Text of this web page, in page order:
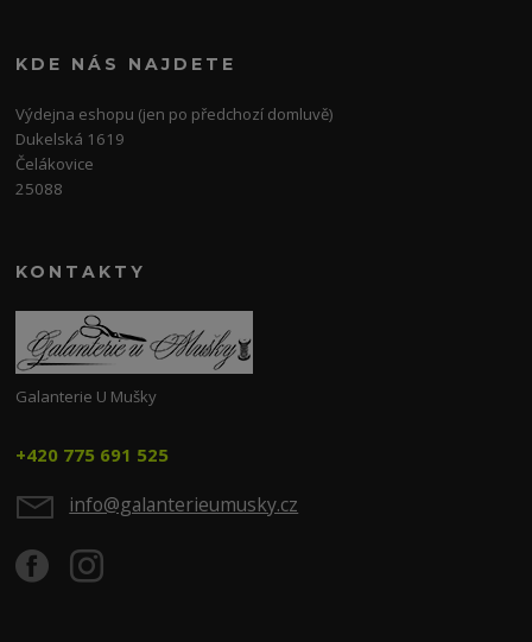
KDE NÁS NAJDETE
Výdejna eshopu (jen po předchozí domluvě)
Dukelská 1619
Čelákovice
25088
KONTAKTY
Galanterie U Mušky
+420 775 691 525
info@galanterieumusky.cz